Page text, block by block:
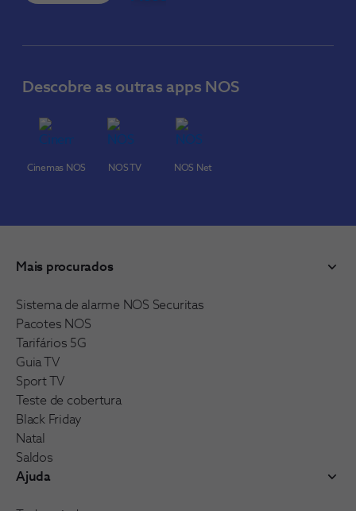
Descobre as outras apps NOS
Cinemas NOS NOS TV NOS Net
Mais procurados
Sistema de alarme NOS Securitas
Pacotes NOS
Tarifários 5G
Guia TV
Sport TV
Teste de cobertura
Black Friday
Natal
Saldos
Ajuda